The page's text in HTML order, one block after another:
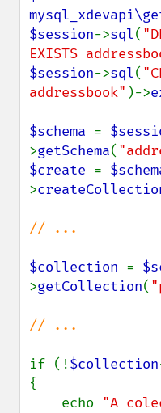
$session->sql(
EXISTS
$session->sql(
addressbook" )->
$schema =
>getSchema(
$create =
>
// ...
$collection =
>getCollection(
// ...
if (!$collection
{
    echo
"A